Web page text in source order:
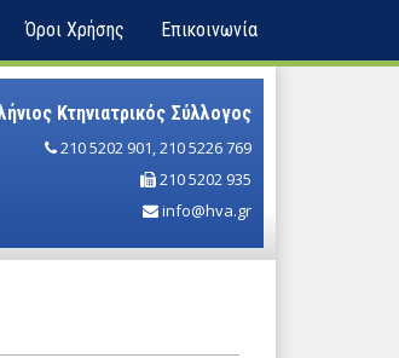
Όροι Χρήσης Επικοινωνία
Κτηνιατρικός Σύλλογος
210 5202 901,210 5226 769
210 5202 935
info@hva.gr